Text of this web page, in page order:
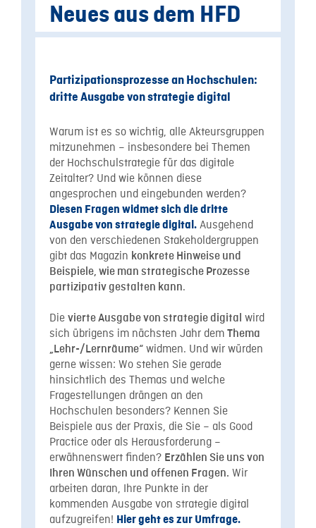
Neues aus dem HFD
Partizipationsprozesse an Hochschulen:
dritte Ausgabe von strategie digital
Warum ist es so wichtig, alle Akteursgruppen
mitzunehmen – insbesondere bei Themen
der Hochschulstrategie für das digitale
Zeitalter? Und wie können diese
angesprochen und eingebunden werden?
Diesen Fragen widmet sich die dritte
Ausgabe von strategie digital. Ausgehend
von den verschiedenen Stakeholdergruppen
gibt das Magazin konkrete Hinweise und
Beispiele, wie man strategische Prozesse
partizipativ gestalten kann.
Die vierte Ausgabe von strategie digital wird
sich übrigens im nächsten Jahr dem Thema
„Lehr-/Lernräume“ widmen. Und wir würden
gerne wissen: Wo stehen Sie gerade
hinsichtlich des Themas und welche
Fragestellungen drängen an den
Hochschulen besonders? Kennen Sie
Beispiele aus der Praxis, die Sie – als Good
Practice oder als Herausforderung –
erwähnenswert finden? Erzählen Sie uns von
Ihren Wünschen und offenen Fragen. Wir
arbeiten daran, Ihre Punkte in der
kommenden Ausgabe von strategie digital
aufzugreifen! Hier geht es zur Umfrage.